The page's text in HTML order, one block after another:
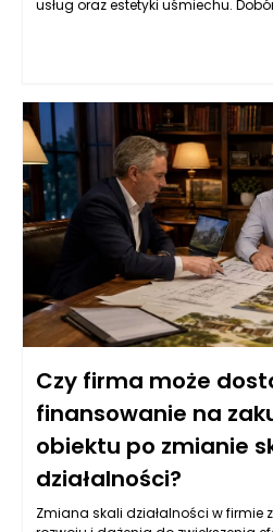
usług oraz estetyki uśmiechu.
korzeni zęba, może wymagać
dysponuje narzędziami oraz
czy korzeń zęba nadaje się do
nowoczesnym technologiom,
czy tomografia komputerowa,
podejmowane decyzje są zawsze
danych.
Czy firma może
finansowanie na
obiektu po zmianie
działalności?
Zmiana skali działalności w firmie